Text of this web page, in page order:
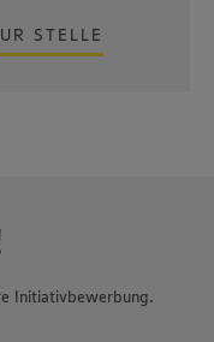
STELLE
Initiativbewerbung.